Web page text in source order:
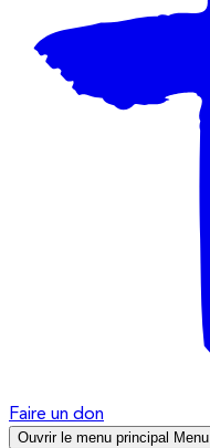
Faire un don
Ouvrir le menu principal Menu